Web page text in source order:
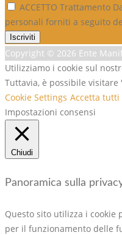
ACCETTO Trattamento
personali forniti a seguito
Copyright © 2026 Ente
Utilizziamo i cookie sul
Tuttavia, è possibile
Cookie Settings Accetta tutti
Impostazioni consensi
Chiudi
Panoramica sulla
Questo sito utilizza i cookie
per il funzionamento delle